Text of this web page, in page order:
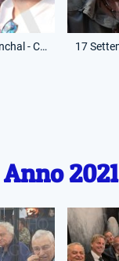
5 Luglio 2020 - Funchal - Con Yuri Alviti e Sammy Carvalho
Anno 2021